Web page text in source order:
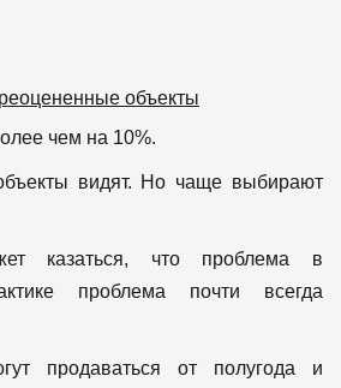
объекты
чем на 10%.
видят. Но чаще выбирают
казаться, что проблема в
проблема почти всегда
продаваться от полугода и